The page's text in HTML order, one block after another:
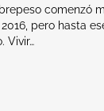
comenzó
pero hasta
Vivir…